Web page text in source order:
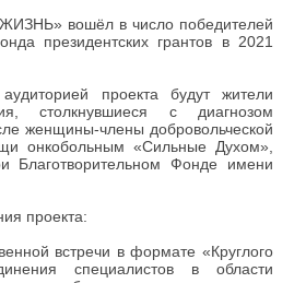
вошёл в число победителей
президентских грантов в 2021
проекта будут жители
столкнувшиеся с диагнозом
женщины-члены добровольческой
онкобольным «Сильные Духом»,
Благотворительном Фонде имени
проекта:
встречи в формате «Круглого
специалистов в области